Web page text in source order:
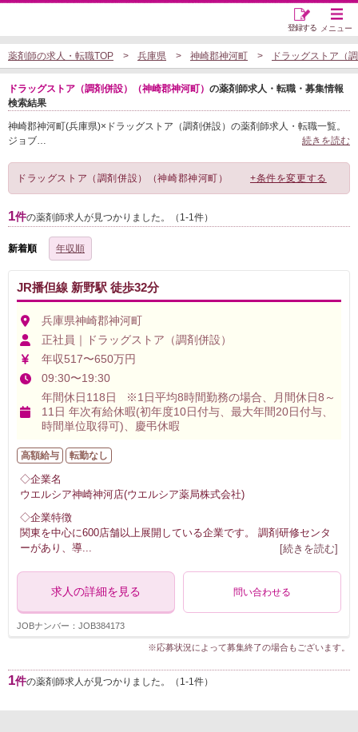
メニュー
登録する
薬剤師の求人・転職TOP 兵庫県 神崎郡神河町 ドラッグストア（
ドラッグストア（調剤併設）（神崎郡神河町） の薬剤師求人・転職・募集情報
検索結果
神崎郡神河町(兵庫県)×ドラッグストア（調剤併設）の薬剤師求人・転職一覧。
ジョブ… 続きを読む
ドラッグストア（調剤併設）（神崎郡神河町） +条件を変更する
1件の薬剤師求人が見つかりました。（1-1件）
新着順 年収順
JR播但線 新野駅 徒歩32分
兵庫県神崎郡神河町
正社員｜ドラッグストア（調剤併設）
年収517〜650万円
09:30〜19:30
年間休日118日 ※1日平均8時間勤務の場合、月間休日8～
11日 年次有給休暇(初年度10日付与、最大年間20日付与、
時間単位取得可)、慶弔休暇
高額給与 転勤なし
◇企業名
ウエルシア神崎神河店(ウエルシア薬局株式会社)
◇企業特徴
関東を中心に600店舗以上展開している企業です。 調剤研修センタ
ーがあり、導... [続きを読む]
求人の詳細を見る 問い合わせる
JOBナンバー：JOB384173
※応募状況によって募集終了の場合もございます。
1件の薬剤師求人が見つかりました。（1-1件）